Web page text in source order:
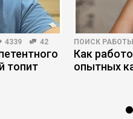
4339 42
топит
ПОИСК РАБОТЫ
Как
опытных